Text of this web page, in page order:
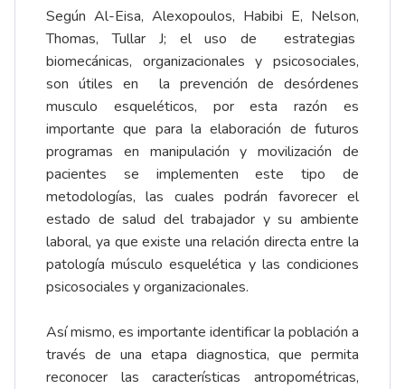
Según Al-Eisa, Alexopoulos, Habibi E, Nelson,
Thomas, Tullar J; el uso de estrategias
biomecánicas, organizacionales y psicosociales,
son útiles en la prevención de desórdenes
musculo esqueléticos, por esta razón es
importante que para la elaboración de futuros
programas en manipulación y movilización de
pacientes se implementen este tipo de
metodologías, las cuales podrán favorecer el
estado de salud del trabajador y su ambiente
laboral, ya que existe una relación directa entre la
patología músculo esquelética y las condiciones
psicosociales y organizacionales.
Así mismo, es importante identificar la población a
través de una etapa diagnostica, que permita
reconocer las características antropométricas,